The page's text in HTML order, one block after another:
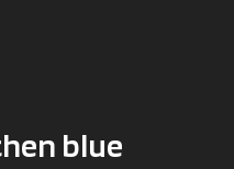
blue